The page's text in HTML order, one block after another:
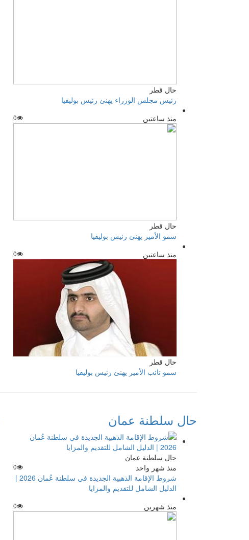
حال قطر
رئيس مجلس الوزراء يهنئ رئيس بوليفيا
منذ ساعتين
0
حال قطر
سمو الأمير يهنئ رئيس بوليفيا
منذ ساعتين
0
حال قطر
سمو نائب الأمير يهنئ رئيس بوليفيا
حال سلطنة عمان
حال سلطنة عمان
منذ شهر واحد
0
شروط الإقامة الذهبية الجديدة في سلطنة عُمان 2026 |
الدليل الشامل للتقديم والمزايا
منذ شهرين
0